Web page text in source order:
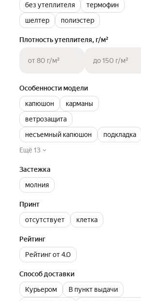
без утеплителя
термофин
шелтер
полиэстер
Плотность утеплителя, г/м²
от 80 г/м² до 150 г/м²
Особенности модели
капюшон
карманы
ветрозащита
несъемный капюшон
подкладка
Ещё 13
Застежка
молния
Принт
отсутствует
клетка
Рейтинг
Рейтинг от 4.0
Способ доставки
Курьером
В пункт выдачи